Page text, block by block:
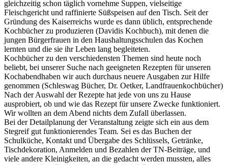
gleichzeitig schon täglich vornehme Suppen, vielseitige
Fleischgericht und raffinierte Süßspeisen auf den Tisch. Seit der
Gründung des Kaiserreichs wurde es dann üblich, entsprechende
Kochbücher zu produzieren (Davidis Kochbuch), mit denen die
jungen Bürgerfrauen in den Haushaltungsschulen das Kochen
lernten und die sie ihr Leben lang begleiteten.
Kochbücher zu den verschiedensten Themen sind heute noch
beliebt, bei unserer Suche nach geeigneten Rezepten für unseren
Kochabendhaben wir auch durchaus neuere Ausgaben zur Hilfe
genommen (Schleswag Bücher, Dr. Oetker, Landfrauenkochbücher)
Nach der Auswahl der Rezepte hat jede von uns zu Hause
ausprobiert, ob und wie das Rezept für unsere Zwecke funktioniert.
Wir wollten an dem Abend nichts dem Zufall überlassen.
Bei der Detailplanung der Veranstaltung zeigte sich ein aus dem
Stegreif gut funktionierendes Team. Sei es das Buchen der
Schulküche, Kontakt und Übergabe des Schlüssels, Getränke,
Tischdekoration, Anmelden und Bezahlen der TN-Beiträge, und
viele andere Kleinigkeiten, an die gedacht werden mussten, alles